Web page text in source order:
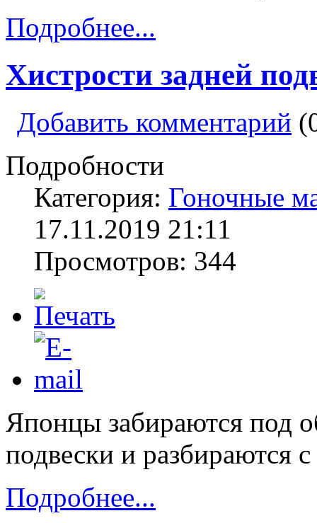
Подробнее...
Хистрости задней
Добавить комментарий
Подробности
Категория: Гоночные
17.11.2019 21:11
Просмотров: 344
Японцы забираются под
подвески и разбираются
Подробнее...